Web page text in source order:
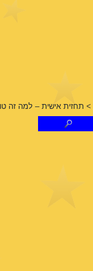
> תחזית אישית – למה זה